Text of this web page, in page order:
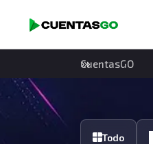
CuentasGO
Todo